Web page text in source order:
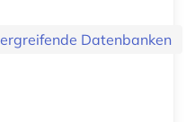
Datenbanken